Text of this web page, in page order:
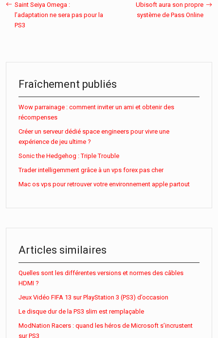
Saint Seiya Omega :
l’adaptation ne sera pas pour la
PS3
Ubisoft aura son propre
système de Pass Online
Fraîchement publiés
Wow parrainage : comment inviter un ami et obtenir des
récompenses
Créer un serveur dédié space engineers pour vivre une
expérience de jeu ultime ?
Sonic the Hedgehog : Triple Trouble
Trader intelligemment grâce à un vps forex pas cher
Mac os vps pour retrouver votre environnement apple partout
Articles similaires
Quelles sont les différentes versions et normes des câbles
HDMI ?
Jeux Vidéo FIFA 13 sur PlayStation 3 (PS3) d’occasion
Le disque dur de la PS3 slim est remplaçable
ModNation Racers : quand les héros de Microsoft s’incrustent
sur PS3